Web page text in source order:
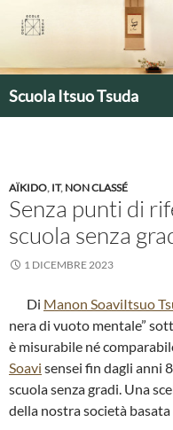
Scuola Itsuo Tsuda
AÏKIDO, IT, NON CLASSÉ
Senza punti di
scuola senza
1 DICEMBRE 2023
Di Manon SoaviItsuo
nera di vuoto mentale”
è misurabile né
Soavi sensei fin dagli anni
scuola senza gradi. Una
della nostra società